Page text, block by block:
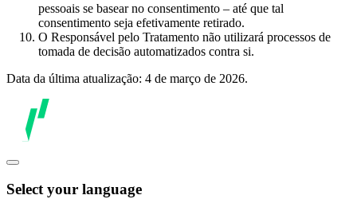
pessoais se basear no consentimento – até que tal
consentimento seja efetivamente retirado.
O Responsável pelo Tratamento não utilizará processos de
tomada de decisão automatizados contra si.
Data da última atualização: 4 de março de 2026.
Select your language